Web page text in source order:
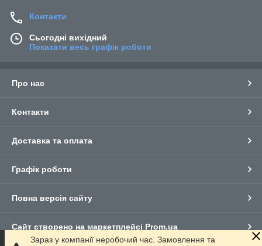
Контакти
Сьогодні вихідний
Показати весь графік роботи
Про нас
Контакти
Доставка та оплата
Графік роботи
Повна версія сайту
Сайт створено на маркетплейсі Prom.ua
Зараз у компанії неробочий час. Замовлення та